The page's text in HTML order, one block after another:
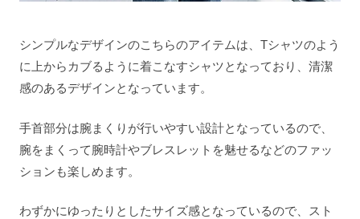
シンプルなデザインのこちらのアイテムは、Tシャツのよう
に上からカブるように着こなすシャツとなっており、清潔
感のあるデザインとなっています。
手首部分は腕まくりが行いやすい設計となっているので、
腕をまくって腕時計やブレスレットを魅せるなどのファッ
ションも楽しめます。
わずかにゆったりとしたサイズ感となっているので、スト